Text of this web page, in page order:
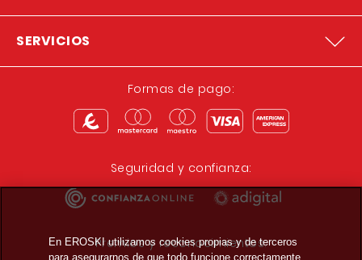
SERVICIOS
Formas de pago:
Seguridad y confianza:
Premios y reconocimientos:
En EROSKI utilizamos cookies propias y de terceros
para asegurarnos de que todo funcione correctamente,